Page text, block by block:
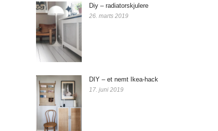
Diy – radiatorskjulere
26. marts 2019
DIY – et nemt Ikea-hack
17. juni 2019